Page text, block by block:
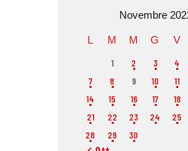
Novembre
L M M G V
1 2 3 4
7
8 9 10 11
14
15 16 17 18
21
22 23 24 25
28
29 30